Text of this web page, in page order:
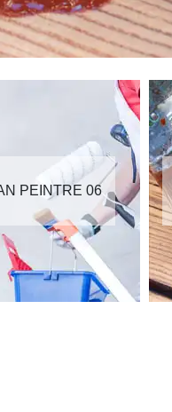
PEINTRE 06